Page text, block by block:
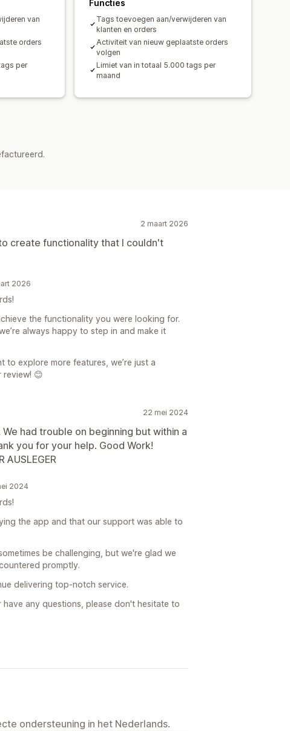
van
orders
per
Functies
Tags toevoegen aan/verwijderen van
klanten en orders
Activiteit van nieuw geplaatste orders
volgen
Limiet van in totaal 5.000 tags per
maand
2 maart 2026
create functionality that I couldn't
2026
the functionality you were looking for.
always happy to step in and make it
to explore more features, we’re just a
review! 😊
22 mei 2024
had trouble on beginning but within a
you for your help. Good Work!
AUSLEGER
2024
the app and that our support was able to
be challenging, but we're glad we
promptly.
delivering top-notch service.
any questions, please don't hesitate to
ondersteuning in het Nederlands.